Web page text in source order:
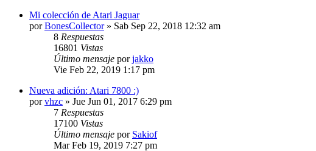
Mi colección de Atari Jaguar
porBonesCollector» Sab Sep 22, 2018 12:32 am
8 Respuestas
16801 Vistas
Último mensaje porjakko
Vie Feb 22, 2019 1:17 pm
Nueva adición: Atari 7800 :)
porvhzc » Jue Jun 01, 2017 6:29 pm
7 Respuestas
17100 Vistas
Último mensaje por Sakiof
Mar Feb 19, 2019 7:27 pm